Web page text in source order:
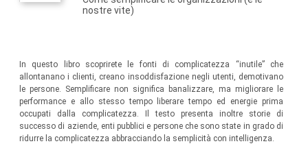
nostre vite)
In questo libro scoprirete le fonti di complicatezza “inutile” che
allontanano i clienti, creano insoddisfazione negli utenti, demotivano
le persone. Semplificare non significa banalizzare, ma migliorare le
performance e allo stesso tempo liberare tempo ed energie prima
occupati dalla complicatezza. Il testo presenta inoltre storie di
successo di aziende, enti pubblici e persone che sono state in grado di
ridurre la complicatezza abbracciando la semplicità con intelligenza.